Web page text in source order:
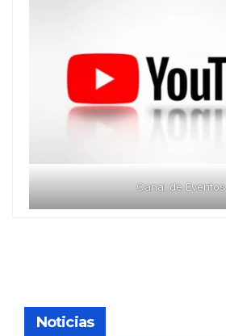
Canal de Eventos
Noticias